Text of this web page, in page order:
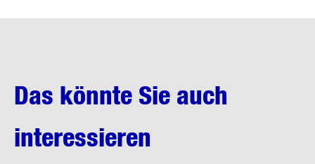
Das könnte Sie auch
interessieren